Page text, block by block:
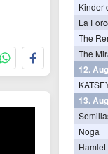
Kinder
La
The
The
12.
13.
Noga